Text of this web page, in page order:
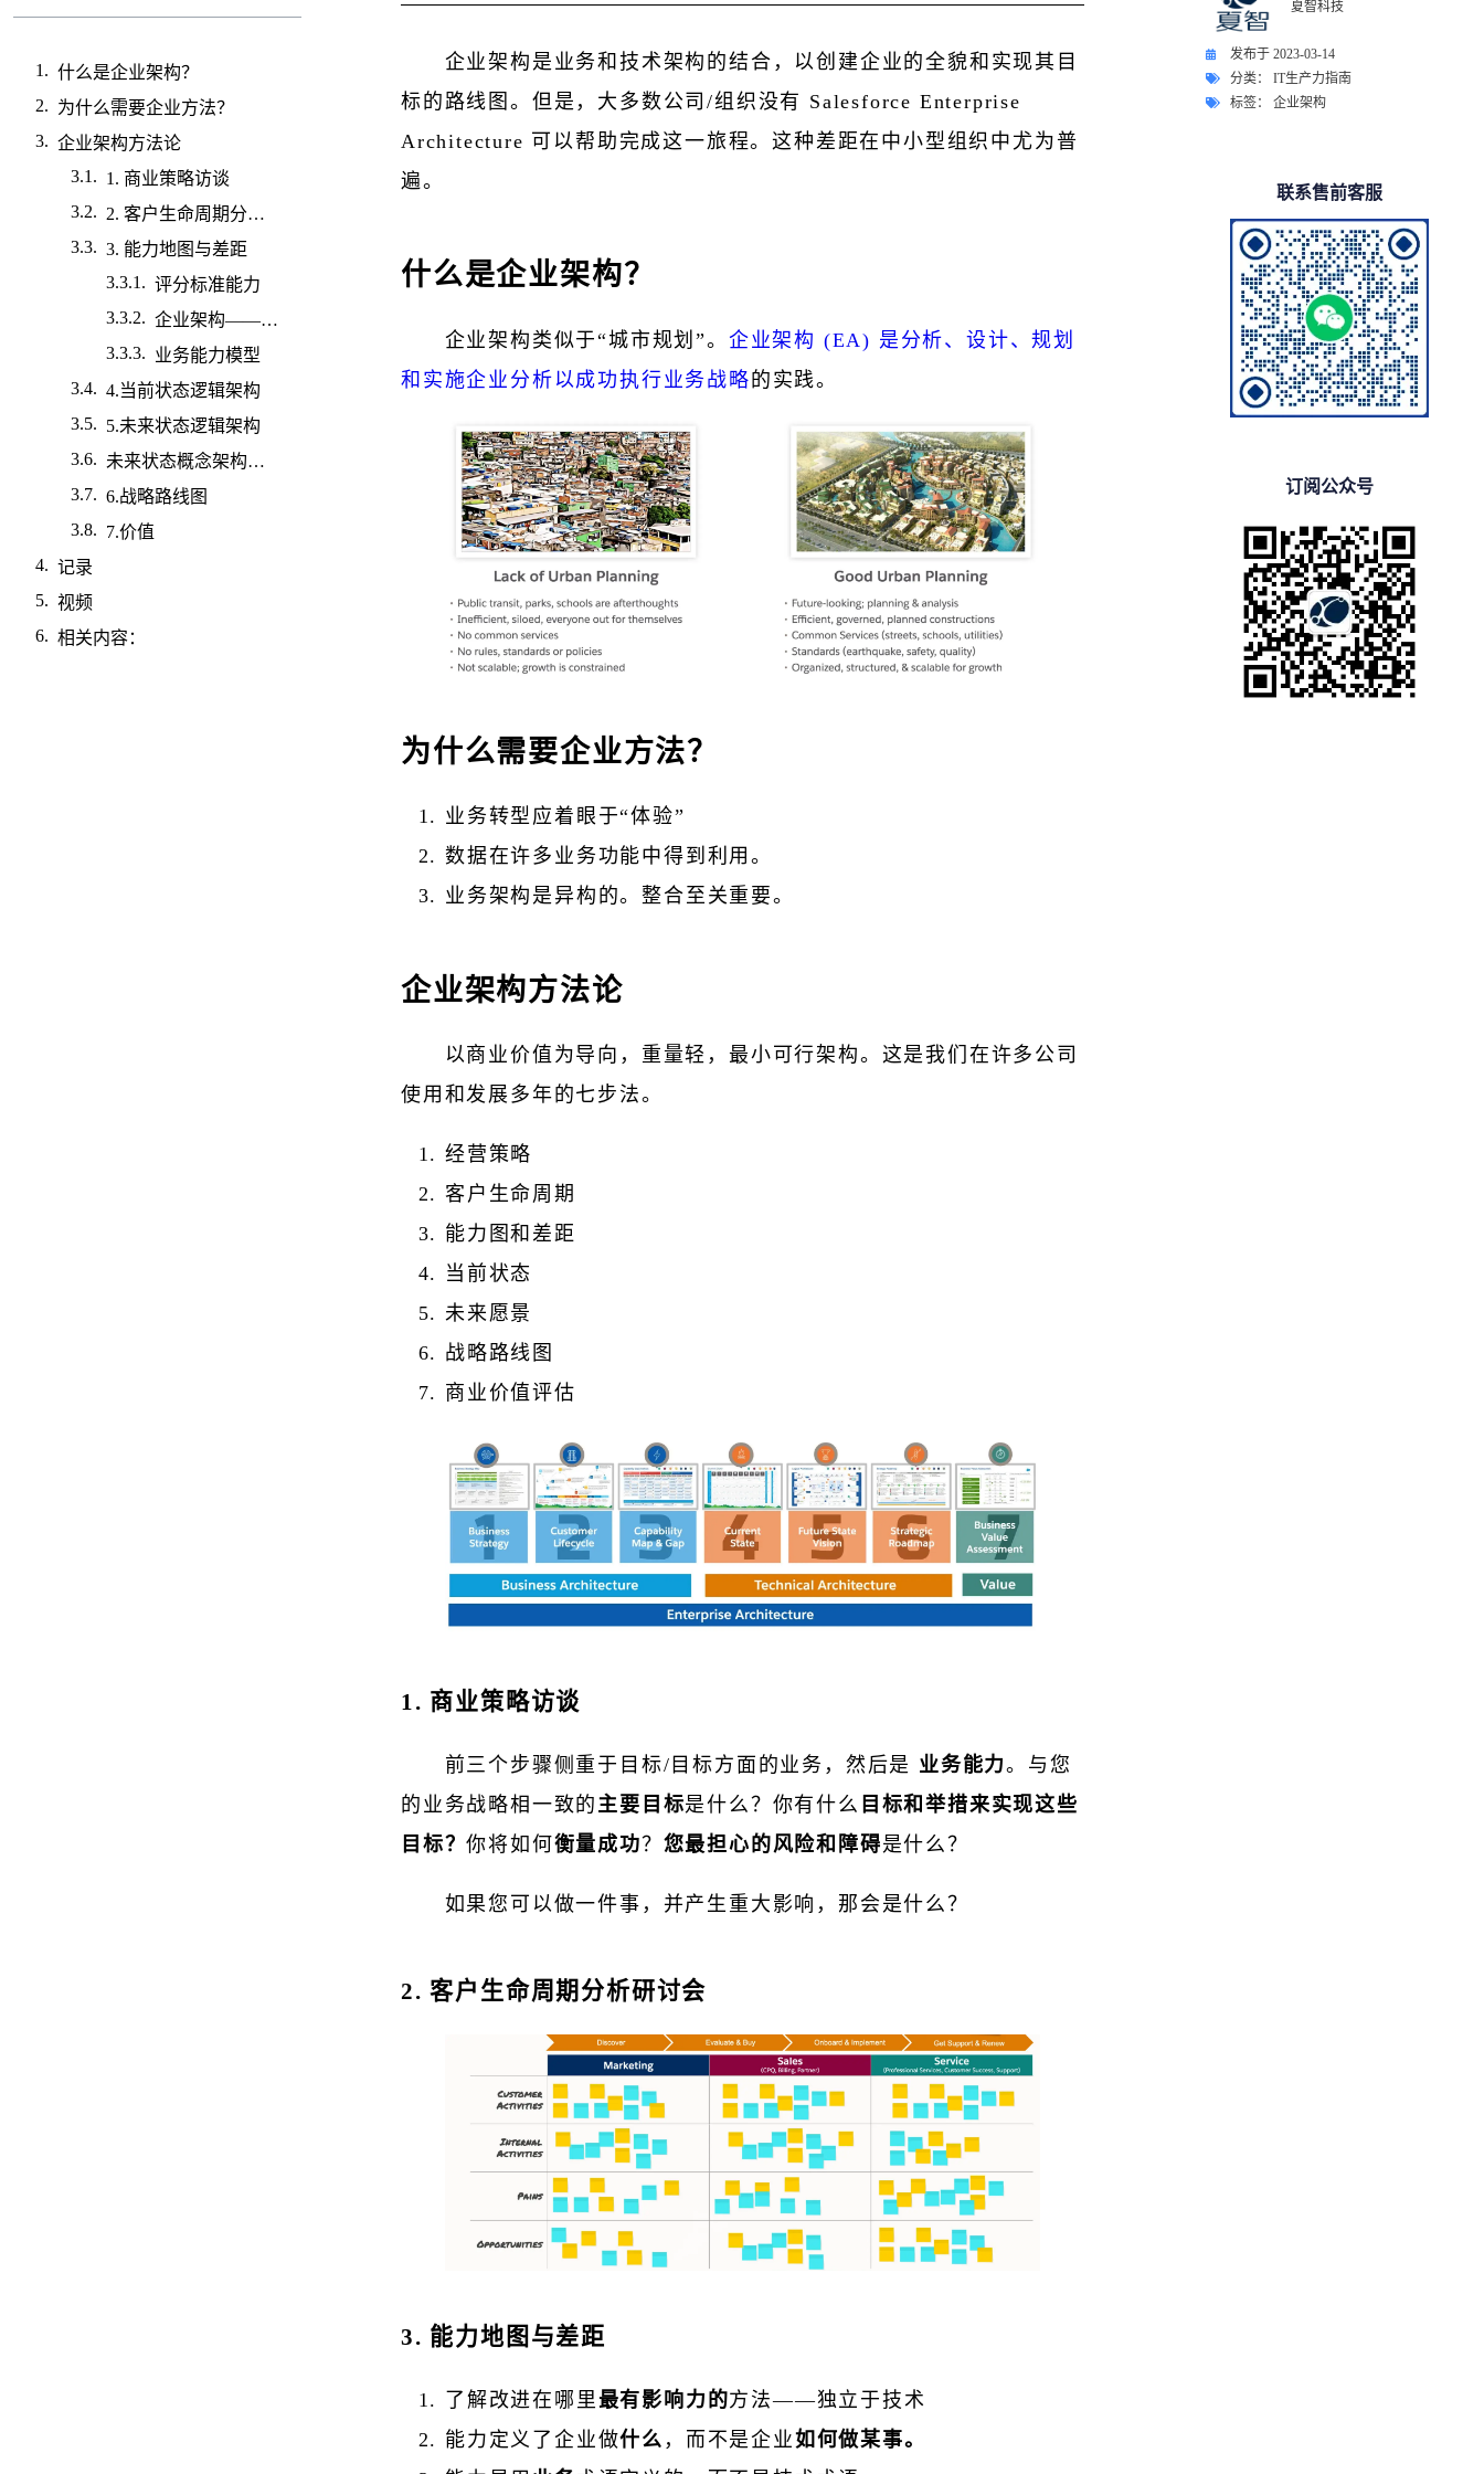
什么是企业架构？
为什么需要企业方法？
企业架构方法论
1. 商业策略访谈
2. 客户生命周期分析研讨会
3. 能力地图与差距
评分标准能力
企业架构——业务能力卡
业务能力模型
4.当前状态逻辑架构
5.未来状态逻辑架构
未来状态概念架构（长期观点）
6.战略路线图
7.价值
记录
视频
相关内容：
企业架构是业务和技术架构的结合，以创建企业的全貌和实现其目
标的路线图。但是，大多数公司/组织没有 Salesforce Enterprise
Architecture 可以帮助完成这一旅程。这种差距在中小型组织中尤为普
遍。
什么是企业架构？
企业架构类似于“城市规划”。 企业架构 (EA) 是分析、设计、规划
和实施企业分析以成功执行业务战略的实践。
为什么需要企业方法？
业务转型应着眼于“体验”
数据在许多业务功能中得到利用。
业务架构是异构的。整合至关重要。
企业架构方法论
以商业价值为导向，重量轻，最小可行架构。这是我们在许多公司
使用和发展多年的七步法。
经营策略
客户生命周期
能力图和差距
当前状态
未来愿景
战略路线图
商业价值评估
1. 商业策略访谈
前三个步骤侧重于目标/目标方面的业务，然后是 业务能力。与您
的业务战略相一致的 主要目标是什么？你有什么 目标和举措来实现这些
目标？你将如何衡量成功？ 您最担心的风险和障碍是什么？
如果您可以做一件事，并产生重大影响，那会是什么？
2. 客户生命周期分析研讨会
3. 能力地图与差距
了解改进在哪里 最有影响力的方法——独立于技术
能力定义了企业做什么 ，而不是企业如何做某事。
夏智科技
发布于 2023-03-14
分类：
IT生产力指南
标签：
企业架构
联系售前客服
订阅公众号